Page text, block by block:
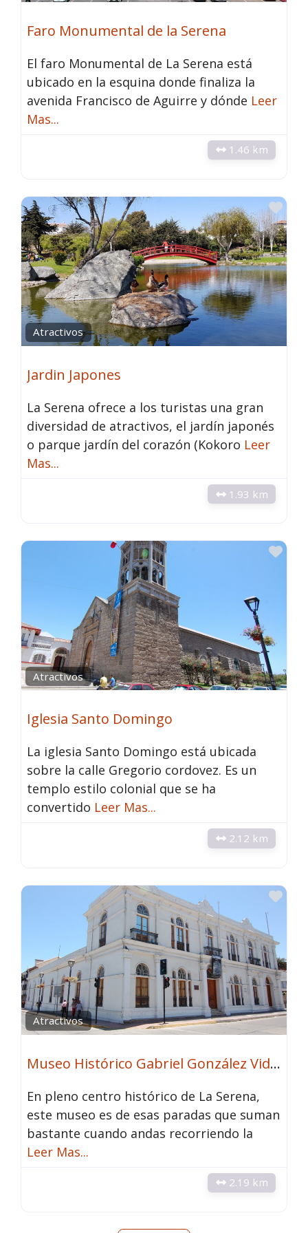
Faro Monumental de la Serena
El faro Monumental de La Serena está
ubicado en la esquina donde finaliza la
avenida Francisco de Aguirre y dónde Leer
Mas...
1.46 km
Atractivos
Jardin Japones
La Serena ofrece a los turistas una gran
diversidad de atractivos, el jardín japonés
o parque jardín del corazón (Kokoro Leer
Mas...
1.93 km
Atractivos
Iglesia Santo Domingo
La iglesia Santo Domingo está ubicada
sobre la calle Gregorio cordovez. Es un
templo estilo colonial que se ha
convertido Leer Mas...
2.12 km
Atractivos
Museo Histórico Gabriel González Videla
En pleno centro histórico de La Serena,
este museo es de esas paradas que suman
bastante cuando andas recorriendo la
Leer Mas...
2.19 km